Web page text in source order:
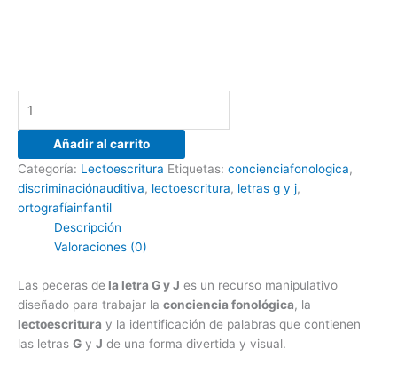
Añadir al carrito
Categoría: Lectoescritura Etiquetas: concienciafonologica,
discriminaciónauditiva, lectoescritura, letras g y j,
ortografíainfantil
Descripción
Valoraciones (0)
Las peceras de la letra G y J es un recurso manipulativo
diseñado para trabajar la conciencia fonológica, la
lectoescritura y la identificación de palabras que contienen
las letras G y J de una forma divertida y visual.